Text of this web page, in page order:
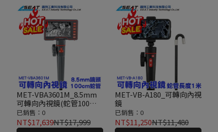
MET-VBA3601M_8.5mm
可轉向內視鏡(蛇管100公
分)
已銷售：0
NT$17,639NT$17,999
MET-VB-A180_可轉向內視
鏡
已銷售：0
NT$11,250NT$11,480